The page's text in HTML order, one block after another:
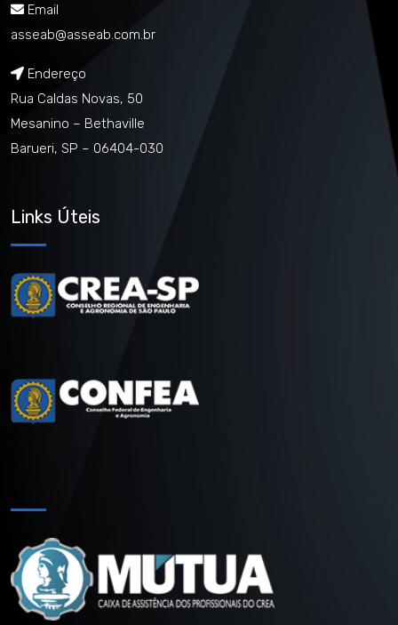
Email
asseab@asseab.com.br
Endereço
Rua Caldas Novas, 50
Mesanino – Bethaville
Barueri, SP – 06404-030
Links Úteis